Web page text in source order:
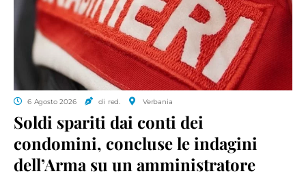
6 Agosto 2026 di red. Verbania
Soldi spariti dai conti dei
condomini, concluse le indagini
dell’Arma su un amministratore